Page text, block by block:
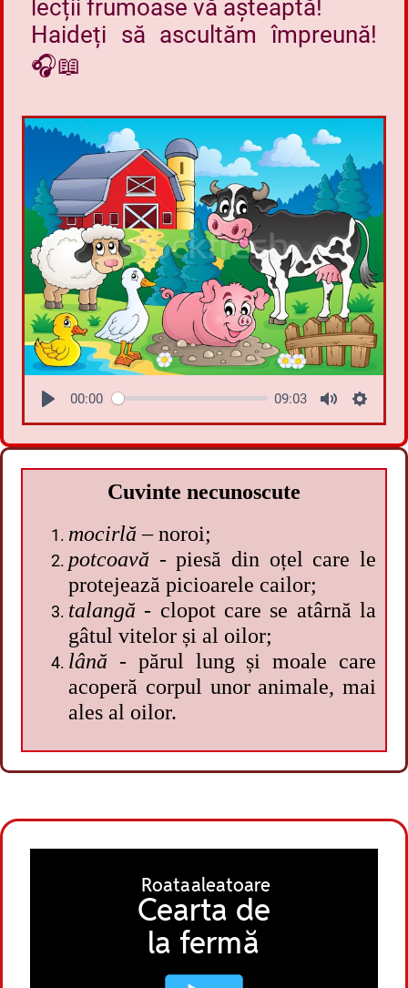
lecții frumoase vă așteaptă!
Haideți să ascultăm împreună!
🎧📖
00:00 09:03
Cuvinte necunoscute
mocirlă – noroi;
potcoavă - piesă din oțel care le
protejează picioarele cailor;
talangă - clopot care se atârnă la
gâtul vitelor și al oilor;
lână - părul lung și moale care
acoperă corpul unor animale, mai
ales al oilor.